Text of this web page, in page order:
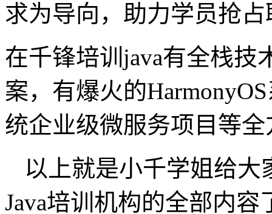
求为导向，助力学员抢占
在千锋培训java有全栈技
案，有爆火的
统企业级微服务项目等
以上就是小千学姐给
Java培训机构的全部内